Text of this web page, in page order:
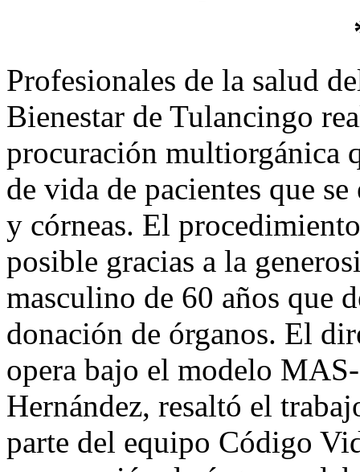
Profesionales de la salud
Bienestar de Tulancingo
procuración multiorgánica
de vida de pacientes que
y córneas. El
posible gracias a la
masculino de 60 años que
donación de órganos. El
opera bajo el modelo
Hernández, resaltó el
parte del equipo Código